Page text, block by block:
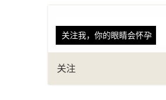
关注我，你的眼睛会怀孕
关注